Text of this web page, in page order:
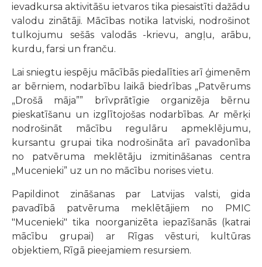
ievadkursa aktivitāšu ietvaros tika piesaistīti dažādu
valodu zinātāji. Mācības notika latviski, nodrošinot
tulkojumu sešās valodās -krievu, angļu, arābu,
kurdu, farsi un franču.
Lai sniegtu iespēju mācībās piedalīties arī ģimenēm
ar bērniem, nodarbību laikā biedrības „Patvērums
„Drošā māja”” brīvprātīgie organizēja bērnu
pieskatīšanu un izglītojošas nodarbības. Ar mērķi
nodrošināt mācību regulāru apmeklējumu,
kursantu grupai tika nodrošināta arī pavadonība
no patvēruma meklētāju izmitināšanas centra
„Mucenieki” uz un no mācību norises vietu.
Papildinot zināšanas par Latvijas valsti, gida
pavadībā patvēruma meklētājiem no PMIC
"Mucenieki" tika noorganizēta iepazīšanās (katrai
mācību grupai) ar Rīgas vēsturi, kultūras
objektiem, Rīgā pieejamiem resursiem.